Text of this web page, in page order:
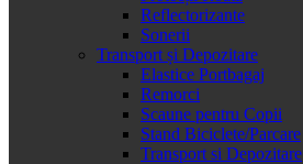
Reflectorizante
Sonerii
Transport și Depozitare
Elastice Portbagaj
Remorci
Scaune pentru Copii
Stand Biciclete/Parcare
Transport si Depozitare